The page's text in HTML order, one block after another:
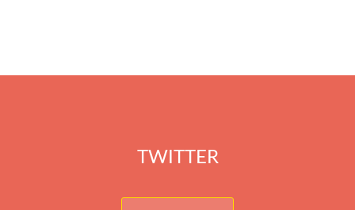
TWITTER